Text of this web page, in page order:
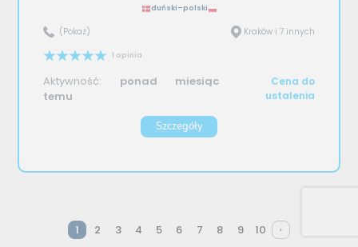
duński–polski
(Pokaż) Kraków i 7 innych
1 opinia
Aktywność: ponad miesiąc
temu
Cena do
ustalenia
Szczegóły
1 2 3 4 5 6 7 8 9 10